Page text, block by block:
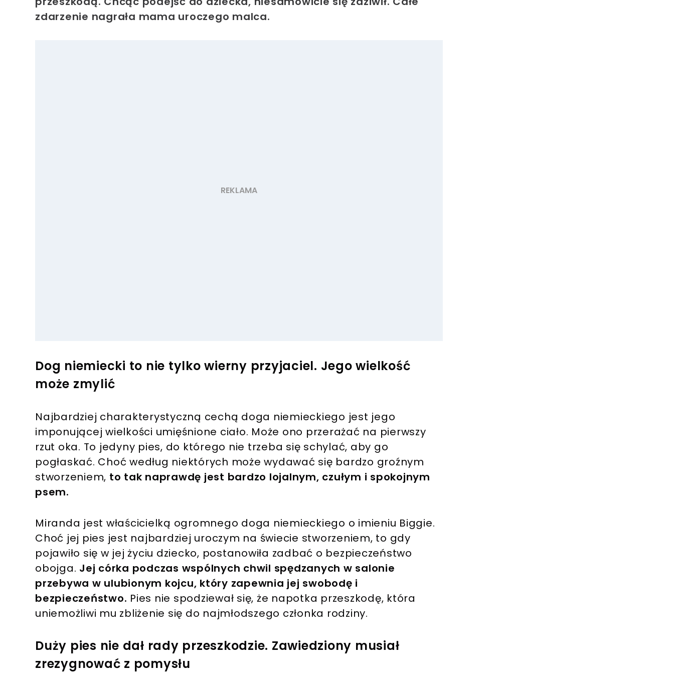
zdarzenie nagrała mama uroczego malca.
Dog niemiecki to nie tylko wierny przyjaciel. Jego wielkość
może zmylić
Najbardziej charakterystyczną cechą doga niemieckiego jest jego
imponującej wielkości umięśnione ciało. Może ono przerażać na pierwszy
rzut oka. To jedyny pies, do którego nie trzeba się schylać, aby go
pogłaskać. Choć według niektórych może wydawać się bardzo groźnym
stworzeniem, to tak naprawdę jest bardzo lojalnym, czułym i spokojnym
psem.
Miranda jest właścicielką ogromnego doga niemieckiego o imieniu Biggie.
Choć jej pies jest najbardziej uroczym na świecie stworzeniem, to gdy
pojawiło się w jej życiu dziecko, postanowiła zadbać o bezpieczeństwo
obojga. Jej córka podczas wspólnych chwil spędzanych w salonie
przebywa w ulubionym kojcu, który zapewnia jej swobodę i
bezpieczeństwo. Pies nie spodziewał się, że napotka przeszkodę, która
uniemożliwi mu zbliżenie się do najmłodszego członka rodziny.
Duży pies nie dał rady przeszkodzie. Zawiedziony musiał
zrezygnować z pomysłu